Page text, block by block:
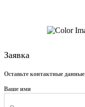
Заявка
Оставьте контактные данные
Ваше имя